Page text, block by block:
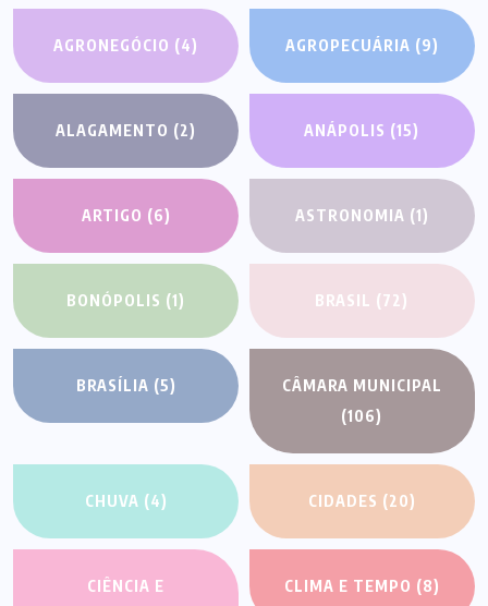
AGRONEGÓCIO (4) AGROPECUÁRIA (9)
ALAGAMENTO (2) ANÁPOLIS (15)
ARTIGO (6) ASTRONOMIA (1)
BONÓPOLIS (1) BRASIL (72)
BRASÍLIA (5)
CÂMARA MUNICIPAL
(106)
CHUVA (4) CIDADES (20)
CIÊNCIA E
CLIMA E TEMPO (8)